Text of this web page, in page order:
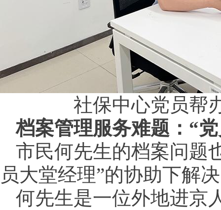
社保中心党员帮
档案管理服务难题：“
市民何先生的档案问题
员大堂经理”的协助下解
何先生是一位外地进京